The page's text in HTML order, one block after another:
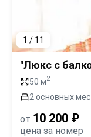
1 / 11
"Люкс с
50 м2
2 основных
от 10 200 ₽
цена за номер